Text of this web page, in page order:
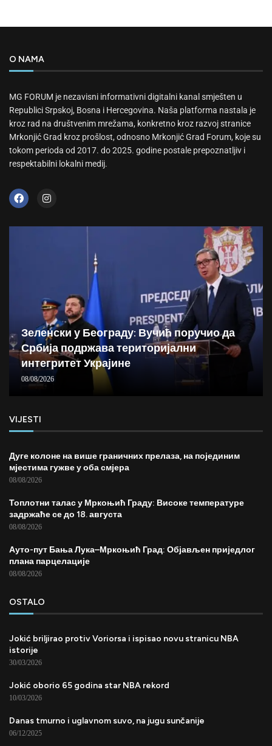
O NAMA
MG FORUM je nezavisni informativni digitalni kanal smješten u
Republici Srpskoj, Bosna i Hercegovina. Naša platforma nastala je
kroz rad na društvenim mrežama, konkretno kroz razvoj stranice
Mrkonjić Grad kroz prošlost, odnosno Mrkonjić Grad Forum, koje su
tokom perioda od 2017. do 2025. godine postale prepoznatljiv i
respektabilni lokalni medij.
Зеленски у Београду: Вучић поручио да
Србија подржава територијални
интегритет Украјине
08/08/2026
VIJESTI
Дуге колоне на више граничних прелаза, на појединим
мјестима гужве у оба смјера
08/08/2026
Топлотни талас у Мркоњић Граду: Високе температуре
задржаће се до 18. августа
08/08/2026
Ауто-пут Бања Лука–Мркоњић Град: Објављен приједлог
плана парцелације
08/08/2026
OSTALO
Jokić briljirao protiv Voriorsa i ispisao novu stranicu NBA
istorije
30/03/2026
Jokić oborio 65 godina star NBA rekord
10/03/2026
Danas tmurno i uglavnom suvo, na jugu sunčanije
06/12/2025